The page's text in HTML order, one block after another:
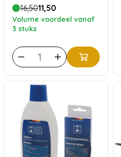
16,5011,50
Volume voordeel vanaf
3 stuks